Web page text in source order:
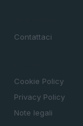
Contattaci
Cookie Policy
Privacy Policy
Note legali